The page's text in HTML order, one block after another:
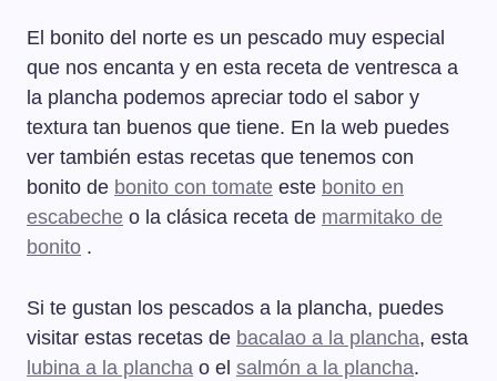
El bonito del norte es un pescado muy especial
que nos encanta y en esta receta de ventresca a
la plancha podemos apreciar todo el sabor y
textura tan buenos que tiene. En la web puedes
ver también estas recetas que tenemos con
bonito de bonito con tomate este bonito en
escabeche o la clásica receta de marmitako de
bonito .
Si te gustan los pescados a la plancha, puedes
visitar estas recetas de bacalao a la plancha, esta
lubina a la plancha o el salmón a la plancha.